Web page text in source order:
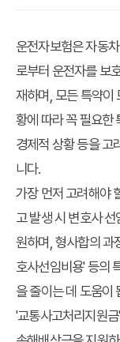
운전자보험은 자동
로부터 운전자를 보
재하며, 모든 특약이
황에 따라 꼭 필요한
경제적 상황 등을 고
니다.
가장 먼저 고려해야
고 발생 시 변호사
원하며, 형사합의 과
호사선임비용' 등의
을 줄이는 데 도움이
'교통사고처리지원